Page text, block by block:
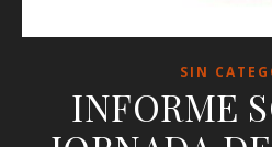
SIN
INFORME